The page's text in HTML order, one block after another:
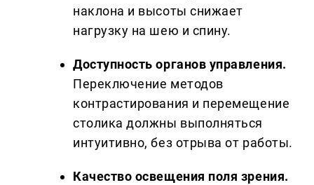
наклона и высоты снижает
нагрузку на шею и спину.
Доступность органов управления.
Переключение методов
контрастирования и перемещение
столика должны выполняться
интуитивно, без отрыва от работы.
Качество освещения поля зрения.